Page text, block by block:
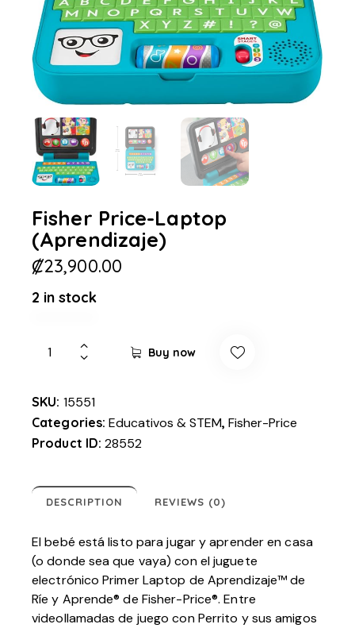
Fisher Price-Laptop
(Aprendizaje)
₡23,900.00
2 in stock
Buy now
SKU: 15551
Categories:Educativos & STEM,Fisher-Price
Product ID:28552
DESCRIPTION REVIEWS (0)
El bebé está listo para jugar y aprender en casa
(o donde sea que vaya) con el juguete
electrónico Primer Laptop de Aprendizaje™ de
Ríe y Aprende® de Fisher-Price®. Entre
videollamadas de juego con Perrito y sus amigos